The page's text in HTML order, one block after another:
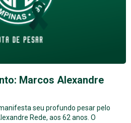
Marcos Alexandre
seu profundo pesar pelo
Rede, aos 62 anos. O